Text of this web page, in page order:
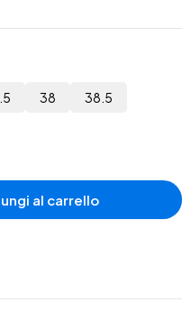
38 38.5
al carrello